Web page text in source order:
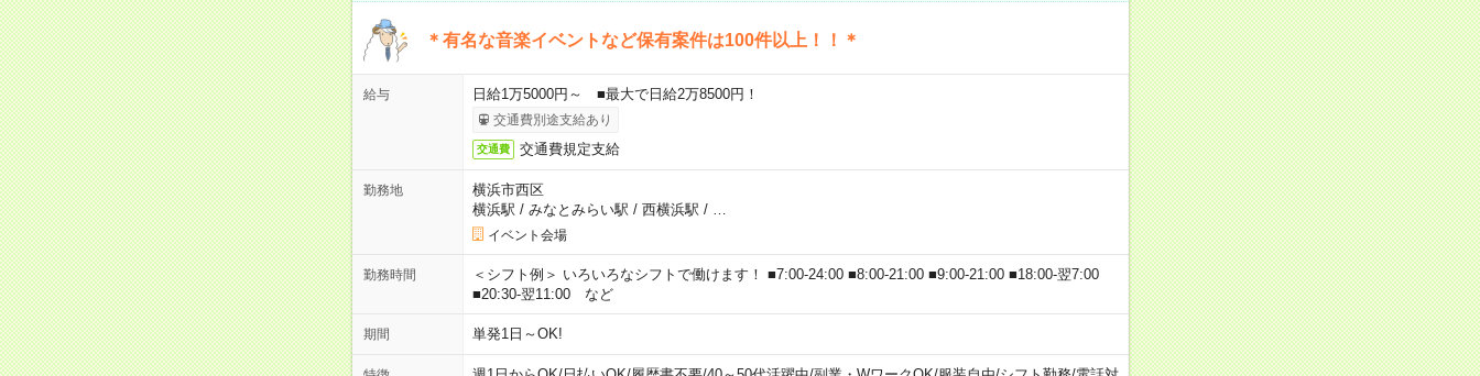
＊有名な音楽イベントなど保有案件は100件以上！！＊
給与 日給1万5000円～ ■最大で日給2万8500円！
交通費別途支給あり
交通費 交通費規定支給
勤務地
横浜市西区
横浜駅 / みなとみらい駅 / 西横浜駅 /
イベント会場
勤務時間
＜シフト例＞ いろいろなシフトで働けます！ ■7:00-24:00 ■8:00-21:00 ■9:00-21:00 ■18:00-翌7:00
■20:30-翌11:00 など
期間 単発1日～OK!